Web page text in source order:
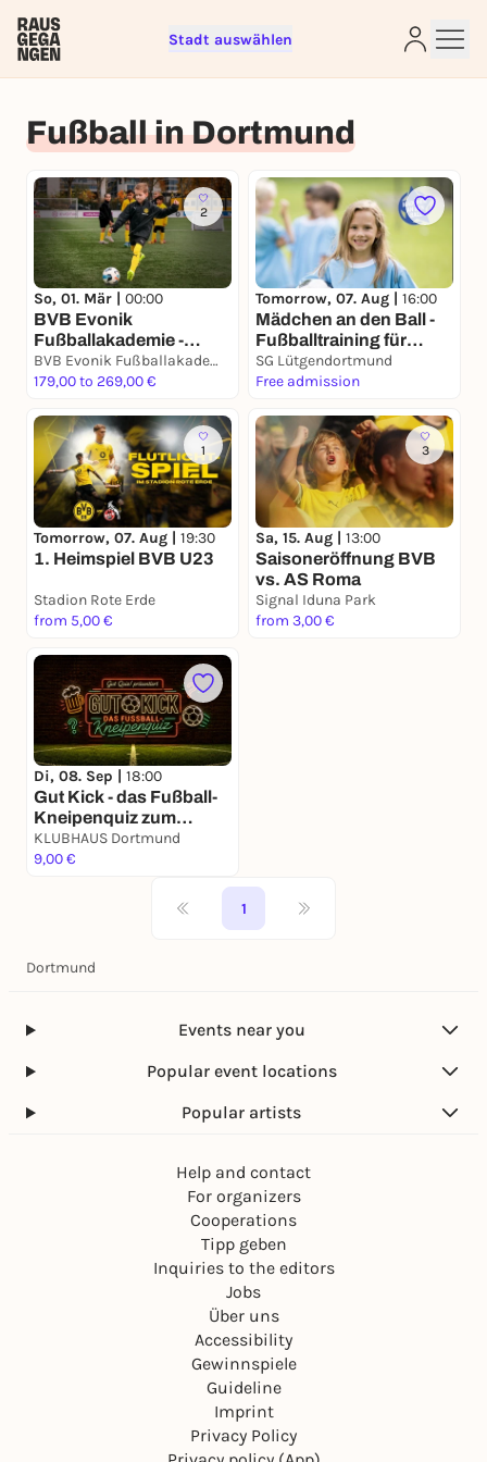
Stadt auswählen
Fußball in Dortmund
2
So, 01. Mär | 00:00
BVB Evonik
Fußballakademie -
Kurse ab September
2026
BVB Evonik Fußballakademie
179,00 to 269,00 €
Tomorrow, 07. Aug | 16:00
Mädchen an den Ball -
Fußballtraining für
Mädchen inklusiv und
kostenfrei
SG Lütgendortmund
Free admission
1
Tomorrow, 07. Aug | 19:30
1. Heimspiel BVB U23
Stadion Rote Erde
from 5,00 €
3
Sa, 15. Aug | 13:00
Saisoneröffnung BVB
vs. AS Roma
Signal Iduna Park
from 3,00 €
Di, 08. Sep | 18:00
Gut Kick - das Fußball-
Kneipenquiz zum
Saisonstart
KLUBHAUS Dortmund
9,00 €
1
Dortmund
Events near you
Popular event locations
Popular artists
Help and contact
For organizers
Cooperations
Tipp geben
Inquiries to the editors
Jobs
Über uns
Accessibility
Gewinnspiele
Guideline
Imprint
Privacy Policy
right away
To like events, follow pages, or participate in
lotteries, you need a free Rausgegangen account.
REGISTER FOR FREE NOW
You already have an account?
Log in now